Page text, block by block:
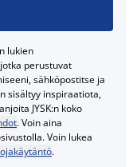
lukien
perustuvat
sähköpostitse ja
sisältyy inspiraatiota,
JYSK:n koko
. Voin aina
Voin lukea
.